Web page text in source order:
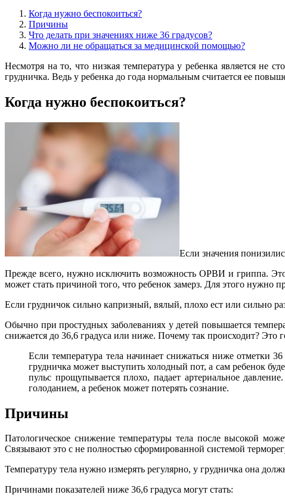
Когда нужно беспокоиться?
Причины
Что делать при значениях ниже 36 градусов?
Можно ли не обращаться за медицинской помощью?
Несмотря на то, что низкая температура у ребенка является не
грудничка. Ведь у ребенка до года нормальным считается ее
Когда нужно беспокоиться?
Если значения
Прежде всего, нужно исключить возможность ОРВИ и гриппа.
может стать причиной того, что ребенок замерз. Для этого нужно
Если грудничок сильно капризный, вялый, плохо ест или сильно
Обычно при простудных заболеваниях у детей повышается
снижается до 36,6 градуса или ниже. Почему так происходит? Это
Если температура тела начинает снижаться ниже отметки
грудничка может выступить холодный пот, а сам ребенок
пульс прощупывается плохо, падает артериальное
голоданием, а ребенок может потерять сознание.
Причины
Патологическое снижение температуры тела после высокой
Связывают это с не полностью сформированной системой
Температуру тела нужно измерять регулярно, у грудничка она
Причинами показателей ниже 36,6 градуса могут стать: